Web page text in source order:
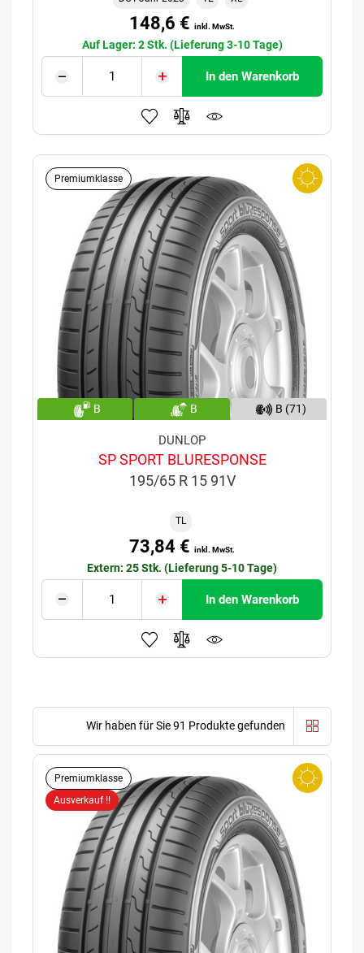
148,6 € inkl. MwSt.
Auf Lager: 2 Stk. (Lieferung 3-10 Tage)
In den Warenkorb
Premiumklasse
B B B (71)
DUNLOP
SP SPORT BLURESPONSE
195/65 R 15 91V
TL
73,84 € inkl. MwSt.
Extern: 25 Stk. (Lieferung 5-10 Tage)
In den Warenkorb
Wir haben für Sie 91 Produkte gefunden
Premiumklasse
Ausverkauf !!